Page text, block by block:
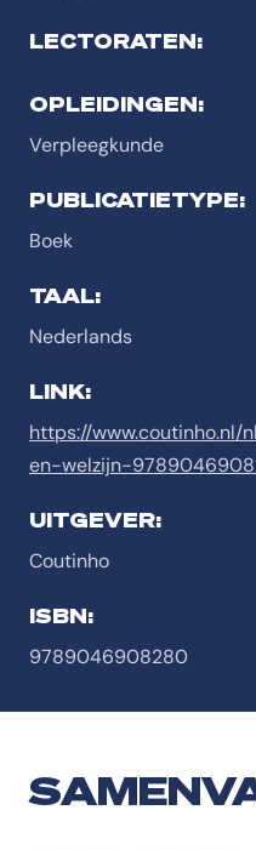
LECTORATEN:
OPLEIDINGEN:
Verpleegkunde
PUBLICATIETYPE:
Boek
TAAL:
Nederlands
LINK:
https://
en-welzijn-
UITGEVER:
Coutinho
ISBN:
9789046908280